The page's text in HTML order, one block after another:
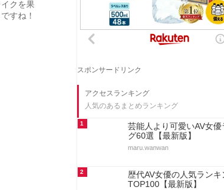
クを果
すね！
スポンサードリンク
アクセスランキング
人気のあるまとめランキング
1
芸能人より可愛いAV女優
グ60選【最新版】
maru.wanwan
2
歴代AV女優の人気ランキ
TOP100【最新版】